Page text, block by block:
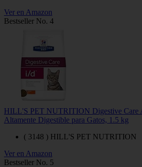
Ver en Amazon
Bestseller No. 4
HILL'S PET NUTRITION Digestive Care
Altamente Digestible para Gatos, 1.5 kg
( 3148 ) HILL'S PET NUTRITION
Ver en Amazon
Bestseller No. 5